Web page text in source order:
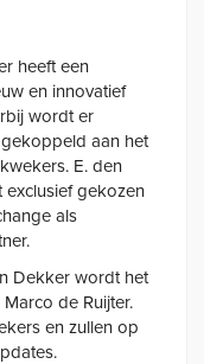
heeft een
en innovatief
wordt er
aan het
E. den
exclusief gekozen
als
Dekker wordt het
de Ruijter.
en zullen op